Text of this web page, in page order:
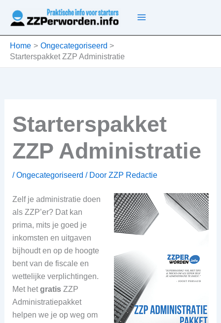
naar
inhoud
Home
Ongecategoriseerd
Starterspakket ZZP Administratie
Starterspakket
ZZP Administratie
/Ongecategoriseerd / Door ZZP Redactie
Zelf je administratie doen
als ZZP’er? Dat kan
prima, mits je goed je
inkomsten en uitgaven
bijhoudt en op de hoogte
bent van de fiscale en
wettelijke verplichtingen.
Met hetgratisZZP
Administratiepakket
helpen we je op weg om